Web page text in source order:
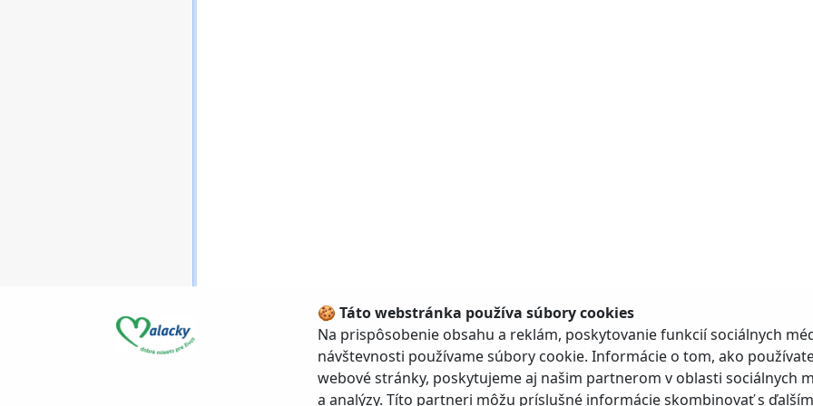
© Mesto Malacky, Bernolákova 5188/1A, 901 01 Malacky, tel.: +421 34 796 61 00, webmaster@malacky.sk| Technický prevádzkovateľ:
Úvodná stránka| Implementácia|Vyhlásenie o prístupnosti|Všeobecné vyhlásenia|Ochrana osobných údajov|
Created by OXIDE, s.r.o.
🍪 Táto webstránka používa súbory cookies
Na prispôsobenie obsahu a reklám, poskytovanie funkcií sociálnych
návštevnosti používame súbory cookie. Informácie o tom, ako
webové stránky, poskytujeme aj našim partnerom v oblasti sociálnych
a analýzy. Títo partneri môžu príslušné informácie skombinovať s